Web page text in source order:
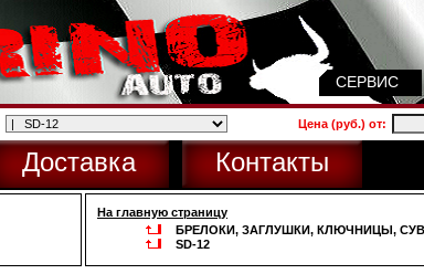
СЕРВИС
Цена (руб.) от:
Доставка Контакты
На главную страницу
БРЕЛОКИ, ЗАГЛУШКИ, КЛЮЧНИЦЫ,
SD-12